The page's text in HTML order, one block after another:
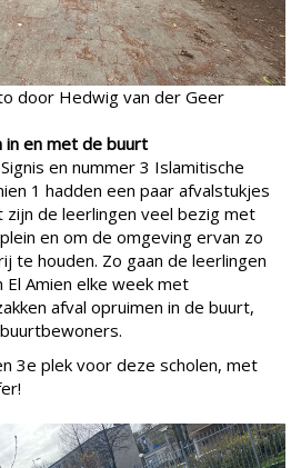
door Hedwig van der Geer
in en met de buurt
en nummer 3 Islamitische
1 hadden een paar afvalstukjes
zijn de leerlingen veel bezig met
en om de omgeving ervan zo
te houden. Zo gaan de leerlingen
Amien elke week met
afval opruimen in de buurt,
3e plek voor deze scholen, met